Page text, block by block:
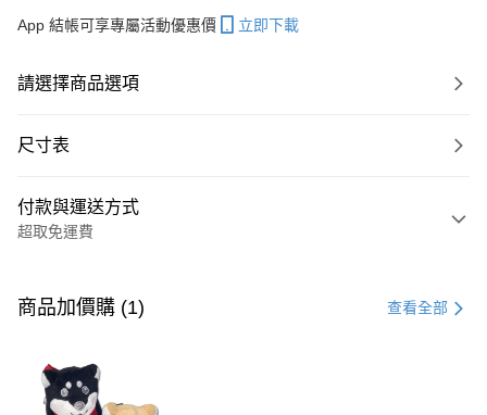
App 結帳可享專屬活動優惠價 立即下載
請選擇商品選項
尺寸表
付款與運送方式
超取免運費
信用卡一次付款
LINE Pay
商品加價購 (1) 查看全部